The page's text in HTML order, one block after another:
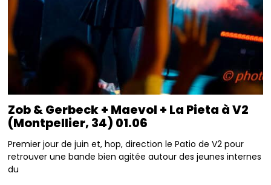
Zob & Gerbeck + Maevol + La Pieta à V2
(Montpellier, 34) 01.06
Premier jour de juin et, hop, direction le Patio de V2 pour
retrouver une bande bien agitée autour des jeunes internes
du